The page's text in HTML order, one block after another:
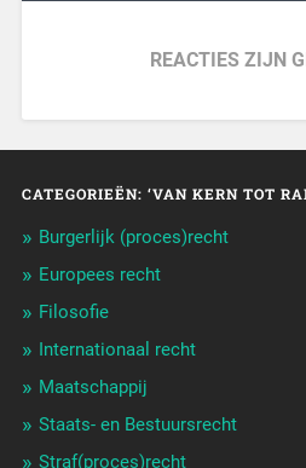
REACTIES ZIJN
CATEGORIEËN: ‘VAN KERN TOT
Burgerlijk (proces)recht
Europees recht
Filosofie
Internationaal recht
Maatschappij
Staats- en Bestuursrecht
Straf(proces)recht